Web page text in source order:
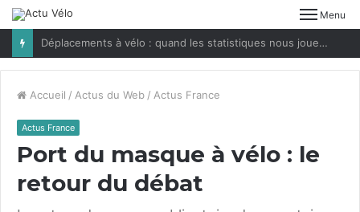
Menu
Déplacements à vélo : quand les statistiques nous jouent des tours
Accueil / Actus du Web / Actus France
Actus France
Port du masque à vélo : le
retour du débat